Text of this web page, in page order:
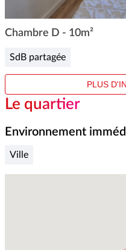
1
Chambre D - 10m²
SdB partagée
PLUS
Le quartier
Environnement
Ville